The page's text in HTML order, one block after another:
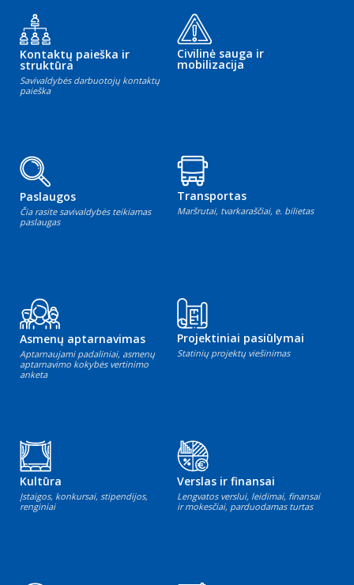
Kontaktų paieška ir
struktūra
Savivaldybės darbuotojų kontaktų
paieška
Civilinė sauga ir
mobilizacija
Paslaugos
Čia rasite savivaldybės teikiamas
paslaugas
Transportas
Maršrutai, tvarkaraščiai, e. bilietas
Asmenų aptarnavimas
Aptarnaujami padaliniai, asmenų
aptarnavimo kokybės vertinimo
anketa
Projektiniai pasiūlymai
Statinių projektų viešinimas
Kultūra
Įstaigos, konkursai, stipendijos,
renginiai
Verslas ir finansai
Lengvatos verslui, leidimai, finansai
ir mokesčiai, parduodamas turtas